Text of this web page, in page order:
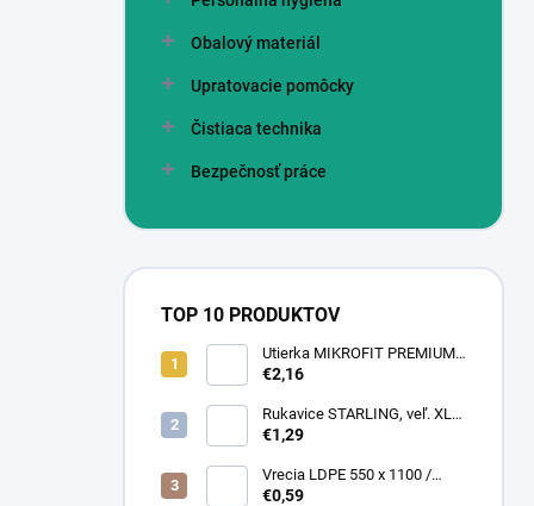
Obalový materiál
Upratovacie pomôcky
Čistiaca technika
Bezpečnosť práce
TOP 10 PRODUKTOV
Utierka MIKROFIT PREMIUM
920 40x40 cm, 305 gr./m2
€2,16
Rukavice STARLING, veľ. XL
(12 pár = bal)
€1,29
Vrecia LDPE 550 x 1100 /
0,13,1A, číra
€0,59